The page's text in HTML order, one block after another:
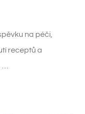
na péči,
receptů a
…